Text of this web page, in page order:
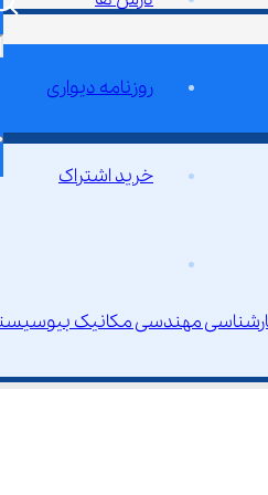
روزنامه دیواری
خرید اشتراک
مهندسی مکانیک